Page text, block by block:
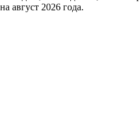
август 2026 года.